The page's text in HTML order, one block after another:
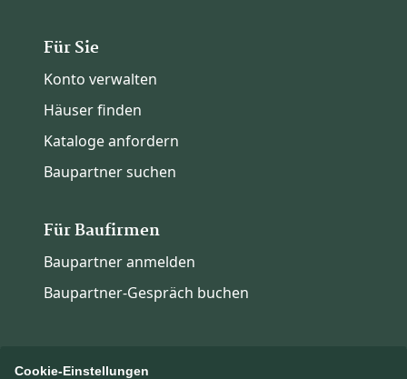
Für Sie
Konto verwalten
Häuser finden
Kataloge anfordern
Baupartner suchen
Für Baufirmen
Baupartner anmelden
Baupartner-Gespräch buchen
Cookie-Einstellungen